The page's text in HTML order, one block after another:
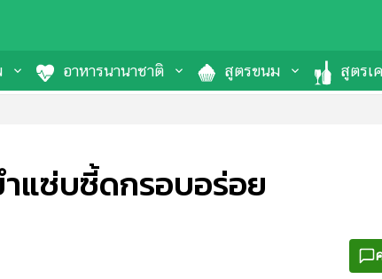
อาหารนานาชาติ สูตรขนม สูตรเ
แซ่บซี้ดกรอบอร่อย